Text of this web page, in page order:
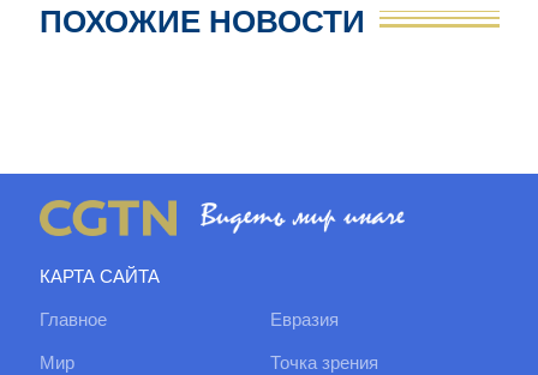
ПОХОЖИЕ НОВОСТИ
КАРТА САЙТА
Главное
Евразия
Мир
Точка зрения